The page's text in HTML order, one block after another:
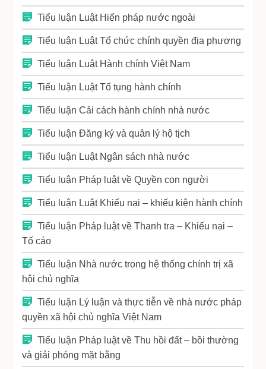
Tiểu luận Luật Hiến pháp nước ngoài
Tiểu luận Luật Tổ chức chính quyền địa phương
Tiểu luận Luật Hành chính Việt Nam
Tiểu luận Luật Tố tụng hành chính
Tiểu luận Cải cách hành chính nhà nước
Tiểu luận Đăng ký và quản lý hộ tịch
Tiểu luận Luật Ngân sách nhà nước
Tiểu luận Pháp luật về Quyền con người
Tiểu luận Luật Khiếu nại – khiếu kiện hành chính
Tiểu luận Pháp luật về Thanh tra – Khiếu nại –
Tố cáo
Tiểu luận Nhà nước trong hệ thống chính trị xã
hội chủ nghĩa
Tiểu luận Lý luận và thực tiễn về nhà nước pháp
quyền xã hội chủ nghĩa Việt Nam
Tiểu luận Pháp luật về Thu hồi đất – bồi thường
và giải phóng mặt bằng